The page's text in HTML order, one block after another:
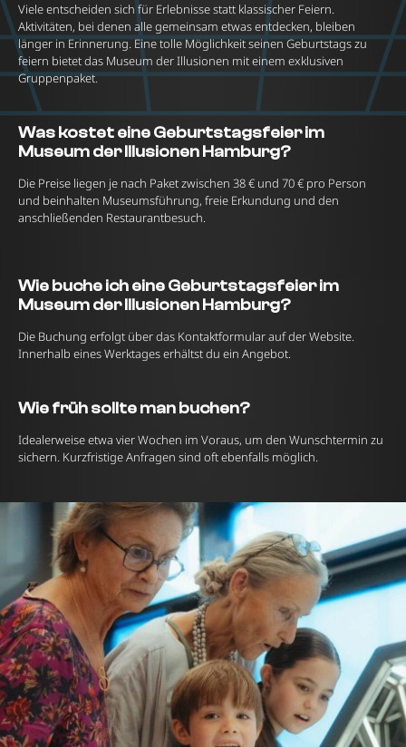
Viele entscheiden sich für Erlebnisse statt klassischer Feiern.
Aktivitäten, bei denen alle gemeinsam etwas entdecken, bleiben
länger in Erinnerung. Eine tolle Möglichkeit seinen Geburtstags zu
feiern bietet das Museum der Illusionen mit einem exklusiven
Gruppenpaket.
Was kostet eine Geburtstagsfeier im
Museum der Illusionen Hamburg?
Die Preise liegen je nach Paket zwischen 38 € und 70 € pro Person
und beinhalten Museumsführung, freie Erkundung und den
anschließenden Restaurantbesuch.
Wie buche ich eine Geburtstagsfeier im
Museum der Illusionen Hamburg?
Die Buchung erfolgt über das Kontaktformular auf der Website.
Innerhalb eines Werktages erhältst du ein Angebot.
Wie früh sollte man buchen?
Idealerweise etwa vier Wochen im Voraus, um den Wunschtermin zu
sichern. Kurzfristige Anfragen sind oft ebenfalls möglich.